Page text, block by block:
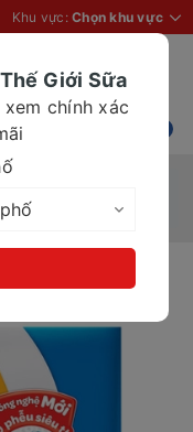
Khu vực: Chọn khu vực
Giới Sữa
chính xác